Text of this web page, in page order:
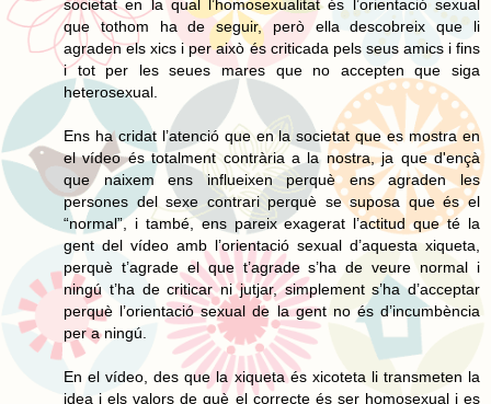
societat en la qual l’homosexualitat és l’orientació sexual
que tothom ha de seguir, però ella descobreix que li
agraden els xics i per això és criticada pels seus amics i fins
i tot per les seues mares que no accepten que siga
heterosexual.
Ens ha cridat l’atenció que en la societat que es mostra en
el vídeo és totalment contrària a la nostra, ja que d'ençà
que naixem ens influeixen perquè ens agraden les
persones del sexe contrari perquè se suposa que és el
“normal”, i també, ens pareix exagerat l’actitud que té la
gent del vídeo amb l’orientació sexual d’aquesta xiqueta,
perquè t’agrade el que t’agrade s’ha de veure normal i
ningú t’ha de criticar ni jutjar, simplement s’ha d’acceptar
perquè l’orientació sexual de la gent no és d’incumbència
per a ningú.
En el vídeo, des que la xiqueta és xicoteta li transmeten la
idea i els valors de què el correcte és ser homosexual i es